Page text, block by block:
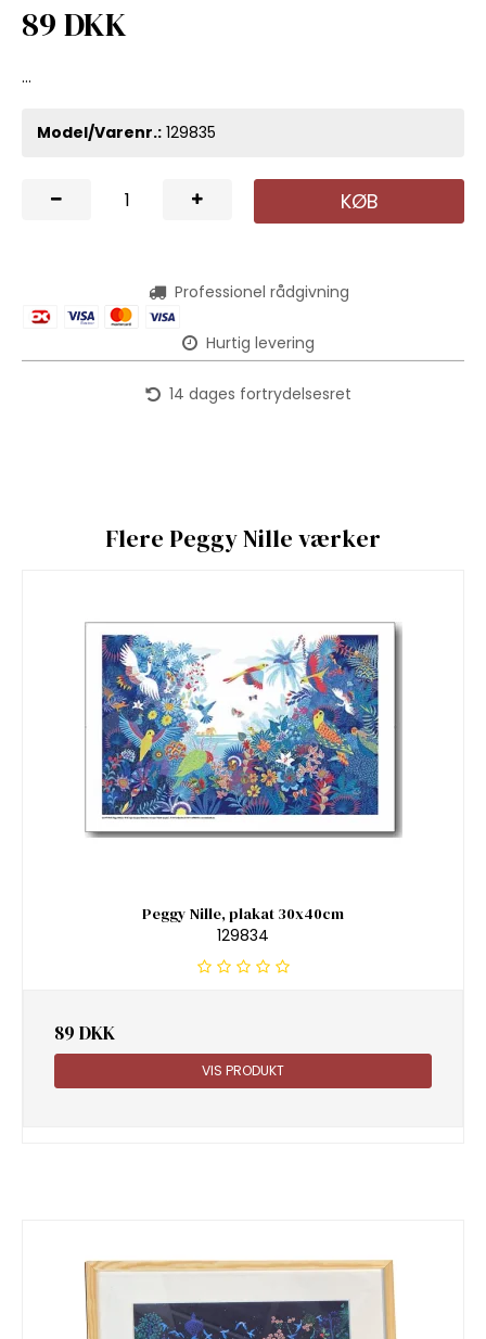
89 DKK
...
Model/Varenr.: 129835
KØB
Professionel rådgivning
Hurtig levering
14 dages fortrydelsesret
Flere Peggy Nille værker
Peggy Nille, plakat 30x40cm
129834
89 DKK
VIS PRODUKT